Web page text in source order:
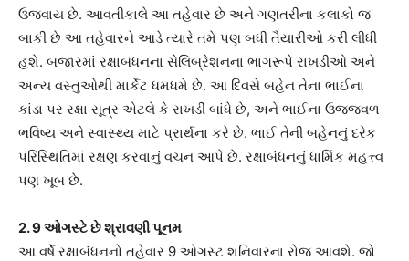
ઉજવાય છે. આવતીકાલે આ તહેવાર છે અને ગણતરીના કલાકો જ
બાકી છે આ તહેવારને આડે ત્યારે તમે પણ બધી તૈયારીઓ કરી લીધી
હશે. બજારમાં રક્ષાબંધનના સેલિબ્રેશનના ભાગરૂપે રાખડીઓ અને
અન્ય વસ્તુઓથી માર્કેટ ધમધમે છે. આ દિવસે બહેન તેના ભાઈના
કાંડા પર રક્ષા સૂત્ર એટલે કે રાખડી બાંધે છે, અને ભાઈના ઉજ્જવળ
ભવિષ્ય અને સ્વાસ્થ્ય માટે પ્રાર્થના કરે છે. ભાઈ તેની બહેનનું દરેક
પરિસ્થિતિમાં રક્ષણ કરવાનું વચન આપે છે. રક્ષાબંધનનું ધાર્મિક મહત્ત્વ
પણ ખૂબ છે.
2. 9 ઓગસ્ટે છે શ્રાવણી પૂનમ
આ વર્ષે રક્ષાબંધનનો તહેવાર 9 ઓગસ્ટ શનિવારના રોજ આવશે. જો